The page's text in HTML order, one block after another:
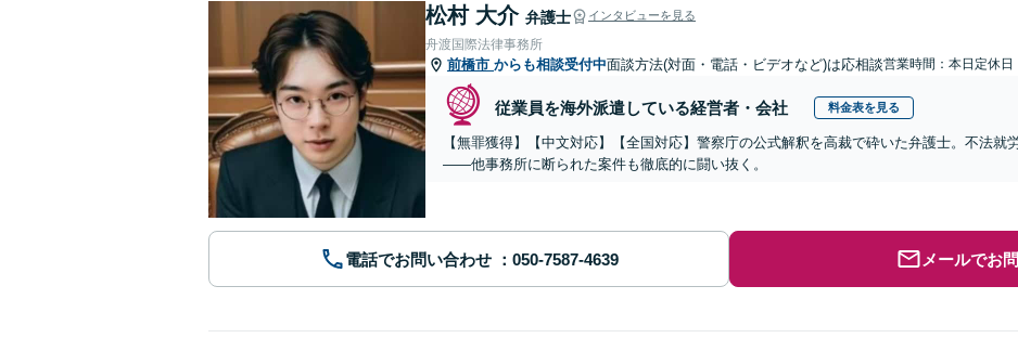
松村 大介 弁護士 インタビューを見る
舟渡国際法律事務所
前橋市 からも相談受付中面談方法(対面・電話・ビデオなど)は応相談営業時間：本日定休日
従業員を海外派遣している経営者・会社 料金表を見る
【無罪獲得】【中文対応】【全国対応】警察庁の公式解釈を高裁で砕いた弁護士。不法就
——他事務所に断られた案件も徹底的に闘い抜く。
電話でお問い合わせ メールでお